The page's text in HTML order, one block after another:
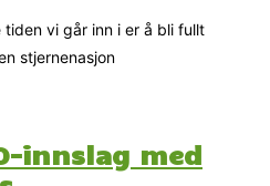
vi går inn i er å bli fullt
stjernenasjon
innslag med